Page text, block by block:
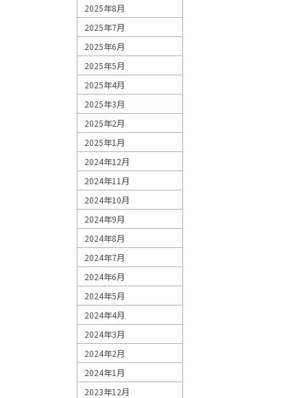
2025年8月
2025年7月
2025年6月
2025年5月
2025年4月
2025年3月
2025年2月
2025年1月
2024年12月
2024年11月
2024年10月
2024年9月
2024年8月
2024年7月
2024年6月
2024年5月
2024年4月
2024年3月
2024年2月
2024年1月
2023年12月